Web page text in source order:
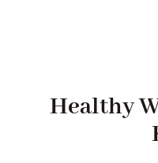
Healthy